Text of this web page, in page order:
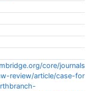
core/journals/
review/article/case-for-